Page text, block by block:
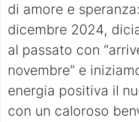
di amore e
dicembre 2024,
al passato con
novembre” e
energia positiva il
con un caloroso